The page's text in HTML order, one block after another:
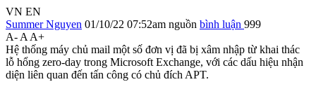
VN EN
Summer Nguyen 01/10/22 07:52am nguồn bình luận 999
A- A A+
Hệ thống máy chủ mail một số đơn vị đã bị xâm nhập từ khai thác
lỗ hổng zero-day trong Microsoft Exchange, với các dấu hiệu nhận
diện liên quan đến tấn công có chủ đích APT.